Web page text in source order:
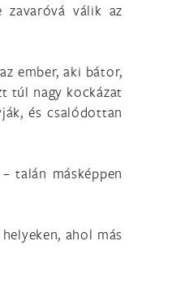
zavaróvá válik az
ember, aki bátor,
túl nagy kockázat
és csalódottan
talán másképpen
ahol más